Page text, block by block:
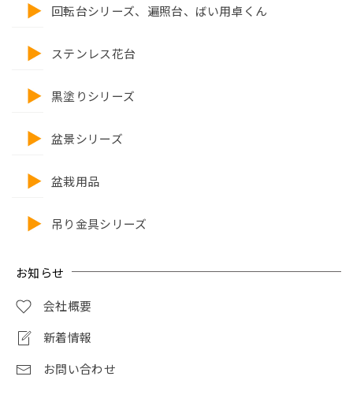
回転台シリーズ、遍照台、ばい用卓くん
ステンレス花台
黒塗りシリーズ
盆景シリーズ
盆栽用品
吊り金具シリーズ
お知らせ
会社概要
新着情報
お問い合わせ